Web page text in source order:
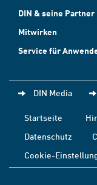
DIN & seine Partner
Mitwirken
Service für
DIN Media
Startseite
Datenschutz
Cookie-